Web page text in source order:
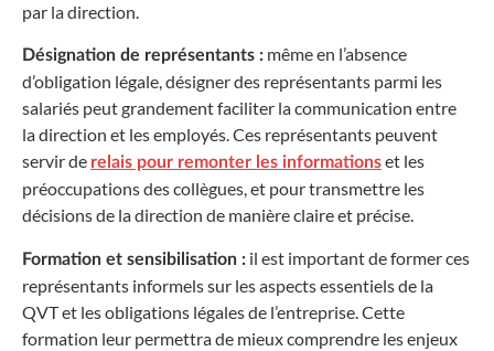
par la direction.
Désignation de représentants : même en l’absence
d’obligation légale, désigner des représentants parmi les
salariés peut grandement faciliter la communication entre
la direction et les employés. Ces représentants peuvent
servir de relais pour remonter les informationset les
préoccupations des collègues, et pour transmettre les
décisions de la direction de manière claire et précise.
Formation et sensibilisation : il est important de former ces
représentants informels sur les aspects essentiels de la
QVT et les obligations légales de l’entreprise. Cette
formation leur permettra de mieux comprendre les enjeux